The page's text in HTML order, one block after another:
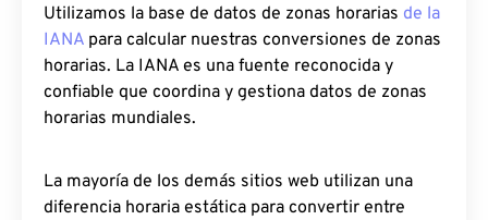
Utilizamos la base de datos de zonas horarias de la
IANA para calcular nuestras conversiones de zonas
horarias. La IANA es una fuente reconocida y
confiable que coordina y gestiona datos de zonas
horarias mundiales.
La mayoría de los demás sitios web utilizan una
diferencia horaria estática para convertir entre